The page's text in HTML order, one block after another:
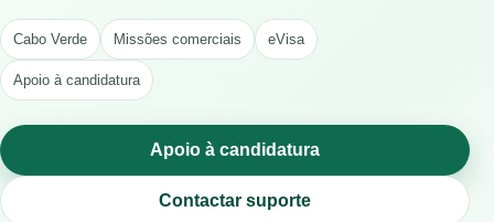
Cabo Verde Missões comerciais eVisa
Apoio à candidatura
Apoio à candidatura
Contactar suporte